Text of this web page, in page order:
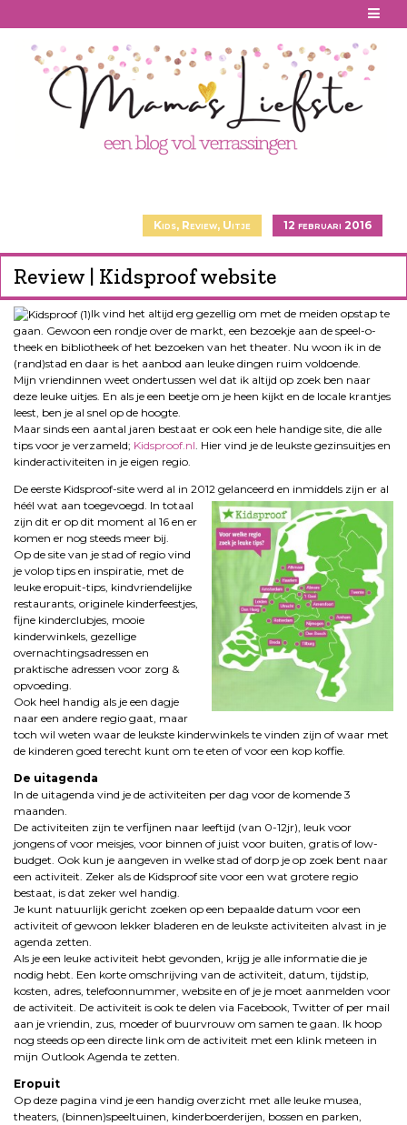
Kids, Review, Uitje 12 februari 2016
Review | Kidsproof website
Ik vind het altijd erg gezellig om met de meiden opstap te
gaan. Gewoon een rondje over de markt, een bezoekje aan de speel-o-
theek en bibliotheek of het bezoeken van het theater. Nu woon ik in de
(rand)stad en daar is het aanbod aan leuke dingen ruim voldoende.
Mijn vriendinnen weet ondertussen wel dat ik altijd op zoek ben naar
deze leuke uitjes. En als je een beetje om je heen kijkt en de locale krantjes
leest, ben je al snel op de hoogte.
Maar sinds een aantal jaren bestaat er ook een hele handige site, die alle
tips voor je verzameld; Kidsproof.nl . Hier vind je de leukste gezinsuitjes en
kinderactiviteiten in je eigen regio.
De eerste Kidsproof-site werd al in 2012 gelanceerd en inmiddels zijn er al
héél wat aan toegevoegd. In totaal
zijn dit er op dit moment al 16 en er
komen er nog steeds meer bij.
Op de site van je stad of regio vind
je volop tips en inspiratie, met de
leuke eropuit-tips, kindvriendelijke
restaurants, originele kinderfeestjes,
fijne kinderclubjes, mooie
kinderwinkels, gezellige
overnachtingsadressen en
praktische adressen voor zorg &
opvoeding.
Ook heel handig als je een dagje
naar een andere regio gaat, maar
toch wil weten waar de leukste kinderwinkels te vinden zijn of waar met
de kinderen goed terecht kunt om te eten of voor een kop koffie.
De uitagenda
In de uitagenda vind je de activiteiten per dag voor de komende 3
maanden.
De activiteiten zijn te verfijnen naar leeftijd (van 0-12jr), leuk voor
jongens of voor meisjes, voor binnen of juist voor buiten, gratis of low-
budget. Ook kun je aangeven in welke stad of dorp je op zoek bent naar
een activiteit. Zeker als de Kidsproof site voor een wat grotere regio
bestaat, is dat zeker wel handig.
Je kunt natuurlijk gericht zoeken op een bepaalde datum voor een
activiteit of gewoon lekker bladeren en de leukste activiteiten alvast in je
agenda zetten.
Als je een leuke activiteit hebt gevonden, krijg je alle informatie die je
nodig hebt. Een korte omschrijving van de activiteit, datum, tijdstip,
kosten, adres, telefoonnummer, website en of je je moet aanmelden voor
de activiteit. De activiteit is ook te delen via Facebook, Twitter of per mail
aan je vriendin, zus, moeder of buurvrouw om samen te gaan. Ik hoop
nog steeds op een directe link om de activiteit met een klink meteen in
mijn Outlook Agenda te zetten.
Eropuit
Op deze pagina vind je een handig overzicht met alle leuke musea,
theaters, (binnen)speeltuinen, kinderboerderijen, bossen en parken,